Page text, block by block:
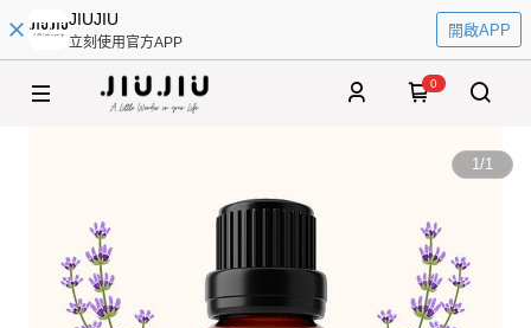
JIUJIU
立刻使用官方APP
開啟APP
0
1/1